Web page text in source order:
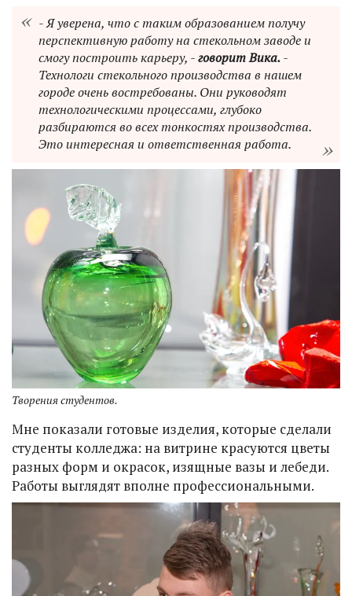
- Я уверена, что с таким образованием получу
перспективную работу на стекольном заводе и
смогу построить карьеру, -говорит Вика.-
Технологи стекольного производства в нашем
городе очень востребованы. Они руководят
технологическими процессами, глубоко
разбираются во всех тонкостях производства.
Это интересная и ответственная работа.
Творения студентов.
Мне показали готовые изделия, которые сделали
студенты колледжа: на витрине красуются цветы
разных форм и окрасок, изящные вазы и лебеди.
Работы выглядят вполне профессиональными.